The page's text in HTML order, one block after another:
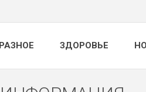
РАЗНОЕ ЗДОРОВЬЕ